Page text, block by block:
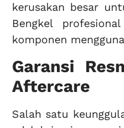
kerusakan besar
Bengkel
komponen
Garansi
Aftercare
Salah satu